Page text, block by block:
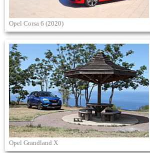
Opel Corsa 6 (2020)
Opel Grandland X